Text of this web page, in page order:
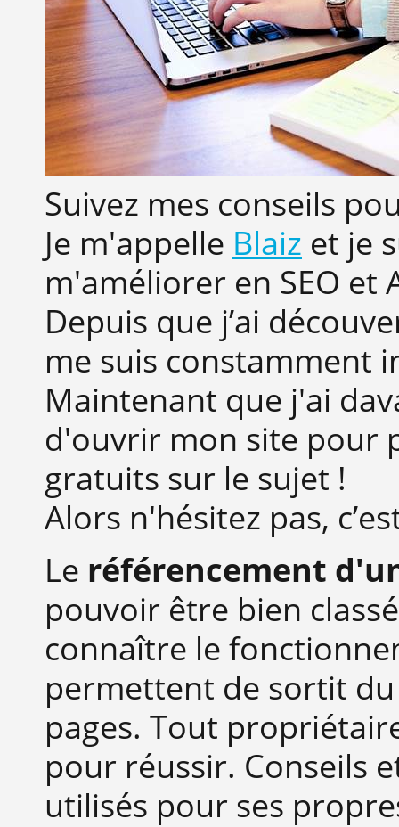
Suivez mes conseils
Je m'appelle Blaiz et je
m'améliorer en SEO et
Depuis que j’ai
me suis constamment
Maintenant que j'ai
d'ouvrir mon site pour
gratuits sur le sujet !
Alors n'hésitez pas,
Le référencement
pouvoir être bien
connaître le
permettent de sortit
pages. Tout
pour réussir. Conseils
utilisés pour ses